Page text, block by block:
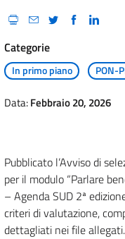
Categorie
In primo piano PON-
Data:Febbraio 20, 2026
Pubblicato l’Avviso di
per il modulo “Parlare
– Agenda SUD 2ª
criteri di valutazione,
dettagliati nei file allegati.